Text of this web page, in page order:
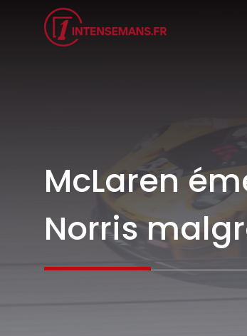
McLaren
Norris